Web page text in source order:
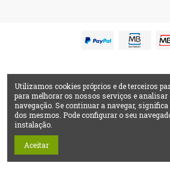
Utilizamos cookies próprios e de terceiros
para melhorar os nossos serviços e analisar
navegação. Se continuar a navegar,
dos mesmos. Pode configurar o seu
instalação.
Aceitar